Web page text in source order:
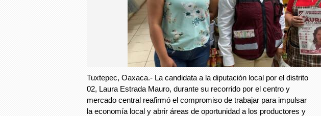
Tuxtepec, Oaxaca.- La candidata a la diputación local por el distrito
02, Laura Estrada Mauro, durante su recorrido por el centro y
mercado central reafirmó el compromiso de trabajar para impulsar
la economía local y abrir áreas de oportunidad a los productores y